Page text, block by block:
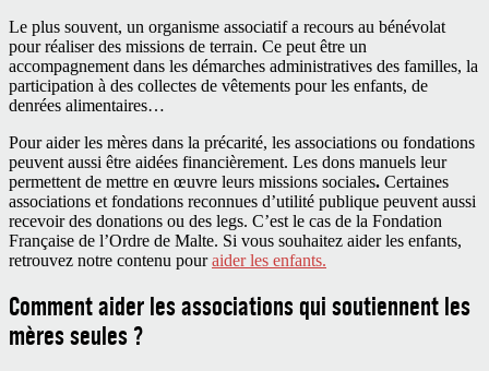
Le plus souvent, un organisme associatif a recours au bénévolat
pour réaliser des missions de terrain. Ce peut être un
accompagnement dans les démarches administratives des familles, la
participation à des collectes de vêtements pour les enfants, de
denrées alimentaires…
Pour aider les mères dans la précarité, les associations ou fondations
peuvent aussi être aidées financièrement. Les dons manuels leur
permettent de mettre en œuvre leurs missions sociales. Certaines
associations et fondations reconnues d’utilité publique peuvent aussi
recevoir des donations ou des legs. C’est le cas de la Fondation
Française de l’Ordre de Malte. Si vous souhaitez aider les enfants,
retrouvez notre contenu pouraider les enfants.
Comment aider les associations qui soutiennent les
mères seules ?